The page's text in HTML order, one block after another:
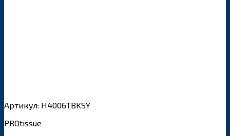
Артикул: H4006TBKSY
PROtissue